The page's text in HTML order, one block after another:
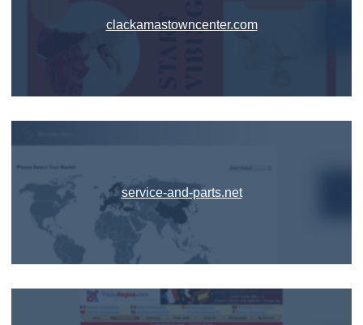
clackamastowncenter.com
service-and-parts.net